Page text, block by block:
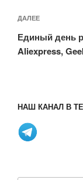
Следующая
запись
ДАЛЕЕ
Единый день
Aliexpress,
НАШ КАНАЛ В